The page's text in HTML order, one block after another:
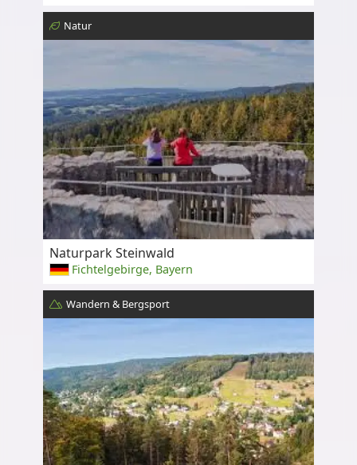
Natur
Naturpark Steinwald
Fichtelgebirge, Bayern
Wandern & Bergsport